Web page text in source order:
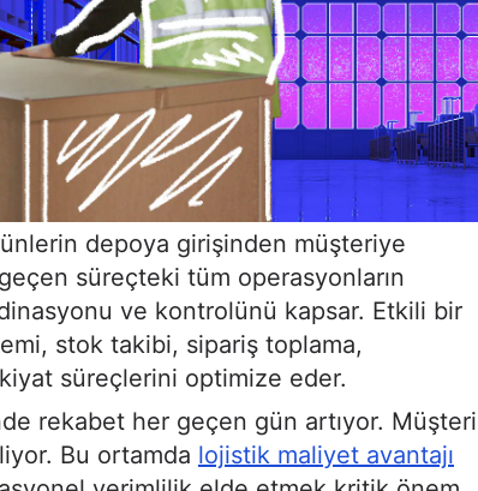
depoya girişinden müşteriye
süreçteki tüm operasyonların
ve kontrolünü kapsar. Etkili bir
stok takibi, sipariş toplama,
süreçlerini optimize eder.
rekabet her geçen gün artıyor. Müşteri
Bu ortamda lojistik maliyet avantajı